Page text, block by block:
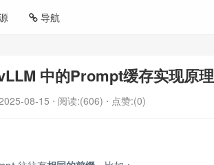
导航
中的Prompt缓存实现原理
08-15 ⋅ 阅读:(606) ⋅ 点赞:(0)